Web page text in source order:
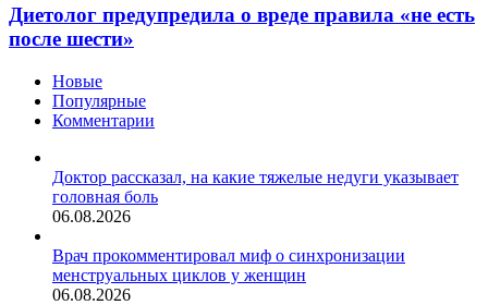
о
вреде
правила
есть
после
шести»
Диетолог предупредила о вреде правила «не есть
после шести»
Новые
Популярные
Комментарии
Доктор рассказал, на какие тяжелые недуги указывает
головная боль
06.08.2026
Врач прокомментировал миф о синхронизации
менструальных циклов у женщин
06.08.2026